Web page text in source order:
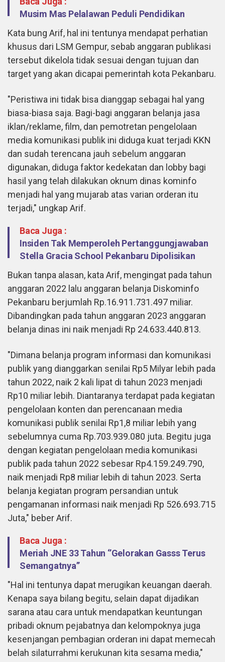
Musim Mas Pelalawan Peduli Pendidikan
Kata bung Arif, hal ini tentunya mendapat perhatian
khusus dari LSM Gempur, sebab anggaran publikasi
tersebut dikelola tidak sesuai dengan tujuan dan
target yang akan dicapai pemerintah kota Pekanbaru.
"Peristiwa ini tidak bisa dianggap sebagai hal yang
biasa-biasa saja. Bagi-bagi anggaran belanja jasa
iklan/reklame, film, dan pemotretan pengelolaan
media komunikasi publik ini diduga kuat terjadi KKN
dan sudah terencana jauh sebelum anggaran
digunakan, diduga faktor kedekatan dan lobby bagi
hasil yang telah dilakukan oknum dinas kominfo
menjadi hal yang mujarab atas varian orderan itu
terjadi," ungkap Arif.
Baca Juga :
Insiden Tak Memperoleh Pertanggungjawaban
Stella Gracia School Pekanbaru Dipolisikan
Bukan tanpa alasan, kata Arif, mengingat pada tahun
anggaran 2022 lalu anggaran belanja Diskominfo
Pekanbaru berjumlah Rp.16.911.731.497 miliar.
Dibandingkan pada tahun anggaran 2023 anggaran
belanja dinas ini naik menjadi Rp 24.633.440.813.
"Dimana belanja program informasi dan komunikasi
publik yang dianggarkan senilai Rp5 Milyar lebih pada
tahun 2022, naik 2 kali lipat di tahun 2023 menjadi
Rp10 miliar lebih. Diantaranya terdapat pada kegiatan
pengelolaan konten dan perencanaan media
komunikasi publik senilai Rp1,8 miliar lebih yang
sebelumnya cuma Rp.703.939.080 juta. Begitu juga
dengan kegiatan pengelolaan media komunikasi
publik pada tahun 2022 sebesar Rp4.159.249.790,
naik menjadi Rp8 miliar lebih di tahun 2023. Serta
belanja kegiatan program persandian untuk
pengamanan informasi naik menjadi Rp 526.693.715
Juta," beber Arif.
Baca Juga :
Meriah JNE 33 Tahun ‘’Gelorakan Gasss Terus
Semangatnya’’
"Hal ini tentunya dapat merugikan keuangan daerah.
Kenapa saya bilang begitu, selain dapat dijadikan
sarana atau cara untuk mendapatkan keuntungan
pribadi oknum pejabatnya dan kelompoknya juga
kesenjangan pembagian orderan ini dapat memecah
belah silaturrahmi kerukunan kita sesama media,"